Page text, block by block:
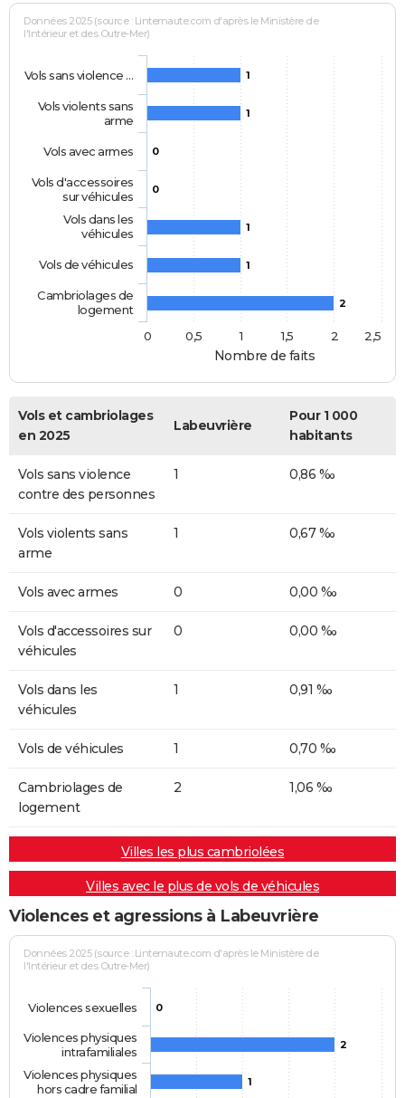
Nombre de faits
Données 2025 (source : Linternaute.com d'après le Ministère de
l'Intérieur et des Outre-Mer)
1
1
0
0
1
1
2
Vols sans violence …
Vols violents sans
arme
Vols avec armes
Vols d'accessoires
sur véhicules
Vols dans les
véhicules
Vols de véhicules
Cambriolages de
logement
0
0,5 1 1,5 2 2,5
Vols et cambriolages
en 2025
Labeuvrière
Pour 1 000
habitants
Vols sans violence
contre des personnes
1 0,86 ‰
Vols violents sans
arme
1 0,67 ‰
Vols avec armes 0 0,00 ‰
Vols d'accessoires sur
véhicules
0 0,00 ‰
Vols dans les
véhicules
1 0,91 ‰
Vols de véhicules 1 0,70 ‰
Cambriolages de
logement
2 1,06 ‰
Villes les plus cambriolées
Villes avec le plus de vols de véhicules
Violences et agressions à Labeuvrière
Données 2025 (source : Linternaute.com d'après le Ministère de
l'Intérieur et des Outre-Mer)
0
2
1
Violences sexuelles
Violences physiques
intrafamiliales
Violences physiques
hors cadre familial